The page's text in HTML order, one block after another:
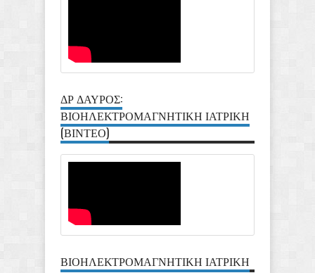
ΔΡ ΔΑΥΡΟΣ:
ΒΙΟΗΛΕΚΤΡΟΜΑΓΝΗΤΙΚΗ ΙΑΤΡΙΚΗ
(ΒΙΝΤΕΟ)
ΒΙΟΗΛΕΚΤΡΟΜΑΓΝΗΤΙΚΗ ΙΑΤΡΙΚΗ